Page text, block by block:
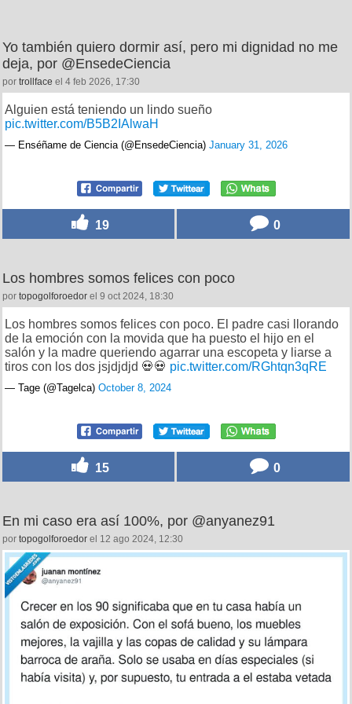
Yo también quiero dormir así, pero mi dignidad no me
deja, por @EnsedeCiencia
por trollface el 4 feb 2026, 17:30
Alguien está teniendo un lindo sueño
pic.twitter.com/B5B2IAlwaH
— Enséñame de Ciencia (@EnsedeCiencia) January 31, 2026
19 0
Los hombres somos felices con poco
por topogolforoedor el 9 oct 2024, 18:30
Los hombres somos felices con poco. El padre casi llorando
de la emoción con la movida que ha puesto el hijo en el
salón y la madre queriendo agarrar una escopeta y liarse a
tiros con los dos jsjdjdjd 💀💀 pic.twitter.com/RGhtqn3qRE
— Tage (@Tagelca) October 8, 2024
15 0
En mi caso era así 100%, por @anyanez91
por topogolforoedor el 12 ago 2024, 12:30